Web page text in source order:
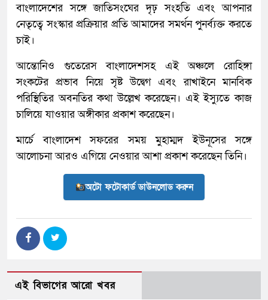
বাংলাদেশের সঙ্গে জাতিসংঘের দৃঢ় সংহতি এবং আপনার
নেতৃত্বে সংস্কার প্রক্রিয়ার প্রতি আমাদের সমর্থন পুনর্ব্যক্ত করতে
চাই।
আন্তোনিও গুতেরেস বাংলাদেশসহ এই অঞ্চলে রোহিঙ্গা
সংকটের প্রভাব নিয়ে সৃষ্ট উদ্বেগ এবং রাখাইনে মানবিক
পরিস্থিতির অবনতির কথা উল্লেখ করেছেন। এই ইস্যুতে কাজ
চালিয়ে যাওয়ার অঙ্গীকার প্রকাশ করেছেন।
মার্চে বাংলাদেশ সফরের সময় মুহাম্মদ ইউনূসের সঙ্গে
আলোচনা আরও এগিয়ে নেওয়ার আশা প্রকাশ করেছেন তিনি।
অটো ফটোকার্ড ডাউনলোড করুন
এই বিভাগের আরো খবর